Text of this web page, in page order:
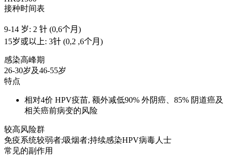
接种时间表
9-14 岁: 2 针 (0,6个月)
15岁或以上: 3针 (0,2 ,6个月)
感染高峰期
26-30岁及46-55岁
特点
相对4价 HPV疫苗, 额外减低90% 外阴癌、85% 阴道癌及
相关癌前病变的风险
较高风险群
免疫系统较弱者;吸烟者;持续感染HPV病毒人士
常见的副作用